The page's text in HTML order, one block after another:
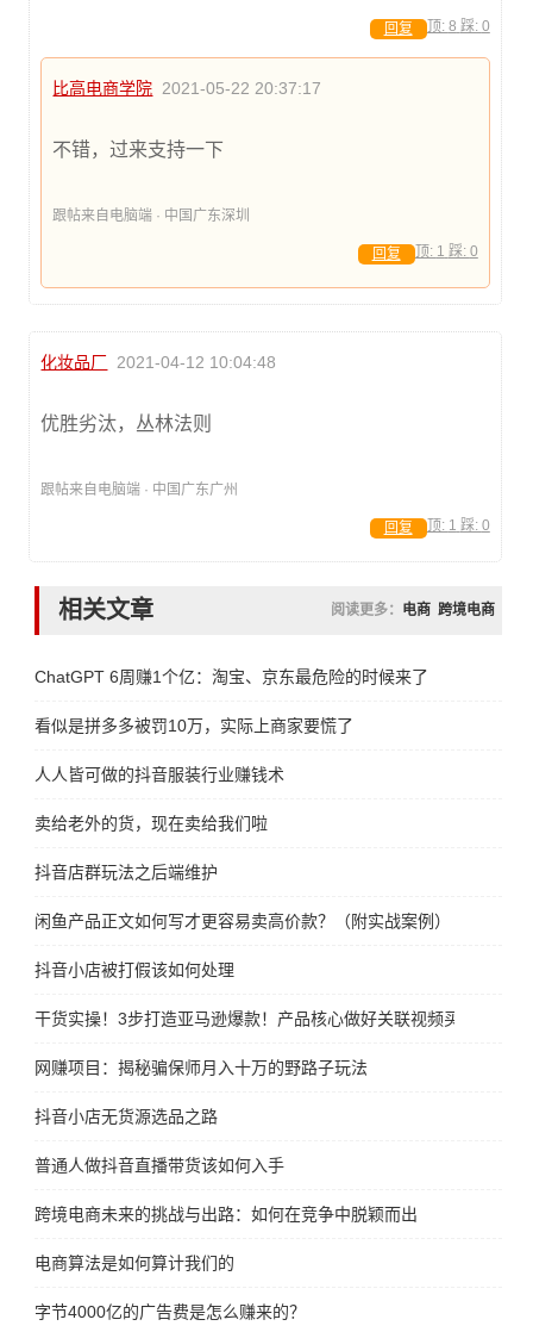
顶: 8 踩: 0
回复
比高电商学院 2021-05-22 20:37:17
不错，过来支持一下
跟帖来自电脑端 · 中国广东深圳
顶: 1 踩: 0
回复
化妆品厂 2021-04-12 10:04:48
优胜劣汰，丛林法则
跟帖来自电脑端 · 中国广东广州
顶: 1 踩: 0
回复
相关文章 阅读更多： 电商 跨境电商
ChatGPT 6周赚1个亿：淘宝、京东最危险的时候来了
看似是拼多多被罚10万，实际上商家要慌了
人人皆可做的抖音服装行业赚钱术
卖给老外的货，现在卖给我们啦
抖音店群玩法之后端维护
闲鱼产品正文如何写才更容易卖高价款？（附实战案例）
抖音小店被打假该如何处理
干货实操！3步打造亚马逊爆款！产品核心做好关联视频买家秀爆单
网赚项目：揭秘骗保师月入十万的野路子玩法
抖音小店无货源选品之路
普通人做抖音直播带货该如何入手
跨境电商未来的挑战与出路：如何在竞争中脱颖而出
电商算法是如何算计我们的
字节4000亿的广告费是怎么赚来的？